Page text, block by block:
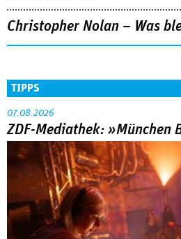
Christopher Nolan – Was
TIPPS
07.08.2026
ZDF-Mediathek: »München